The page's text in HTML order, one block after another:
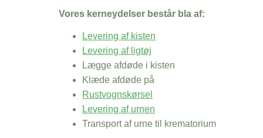
Vores kerneydelser består bla af:
Levering af kisten
Levering af ligtøj
Lægge afdøde i kisten
Klæde afdøde på
Rustvognskørsel
Levering af urnen
Transport af urne til krematorium